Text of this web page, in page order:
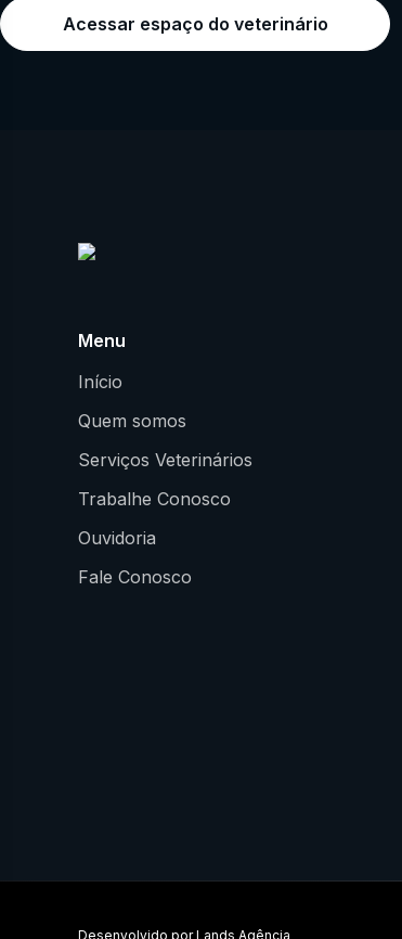
Acessar espaço do veterinário
Menu
Início
Quem somos
Serviços Veterinários
Trabalhe Conosco
Ouvidoria
Fale Conosco
Desenvolvido porLands Agência